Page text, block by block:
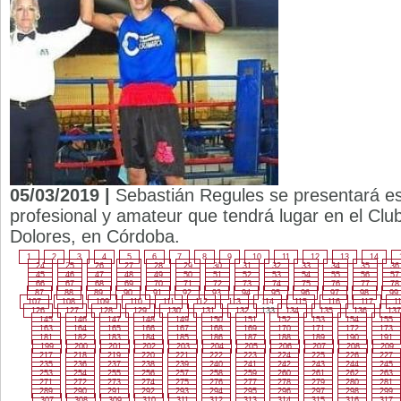
05/03/2019 | Sebastián Regules se presentará
profesional y amateur que tendrá lugar en el
Dolores, en Córdoba.
1 2 3 4 5 6 7 8 9 10 11 12 13 14
24
25 26 27 28 29 30 31 32 33 34 35
36
45
46 47 48 49 50 51 52 53 54 55 56
57
66
67 68 69 70 71 72 73 74 75 76 77
78
87
88 89 90 91 92 93 94 95 96 97 98
99
107
108 109 110 111 112 113 114 115 116 117
126
127 128 129 130 131 132 133 134 135 136
137
145
146 147 148 149 150 151 152 153 154
155
163
164 165 166 167 168 169 170 171 172
173
181
182 183 184 185 186 187 188 189 190
191
199
200 201 202 203 204 205 206 207 208
209
217
218 219 220 221 222 223 224 225 226
227
235
236 237 238 239 240 241 242 243 244
245
253
254 255 256 257 258 259 260 261 262
263
271
272 273 274 275 276 277 278 279 280
281
289
290 291 292 293 294 295 296 297 298
299